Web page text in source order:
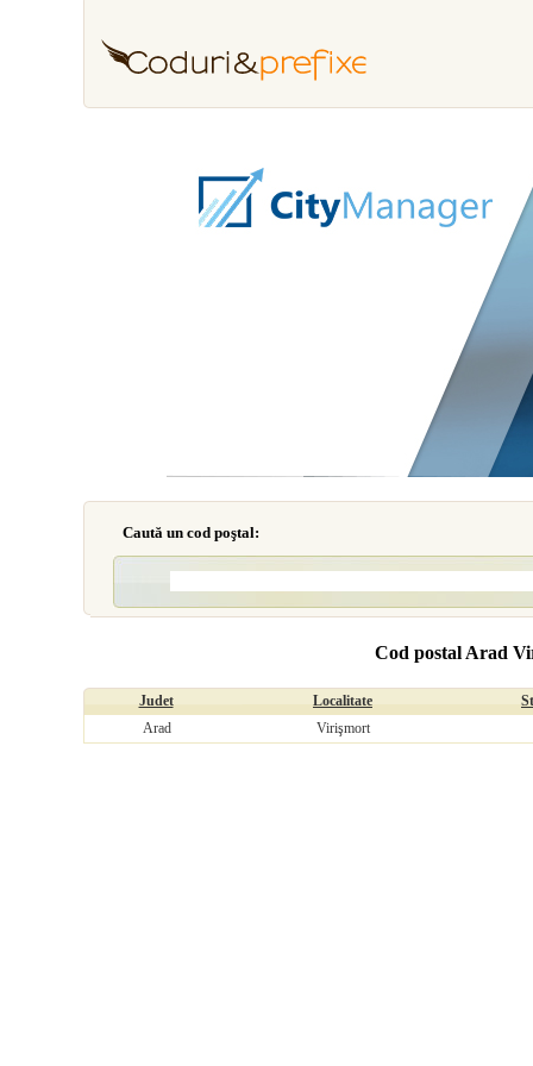
Caută un cod poştal:
Cod postal Arad
Judet Localitate
Arad
Virişmort